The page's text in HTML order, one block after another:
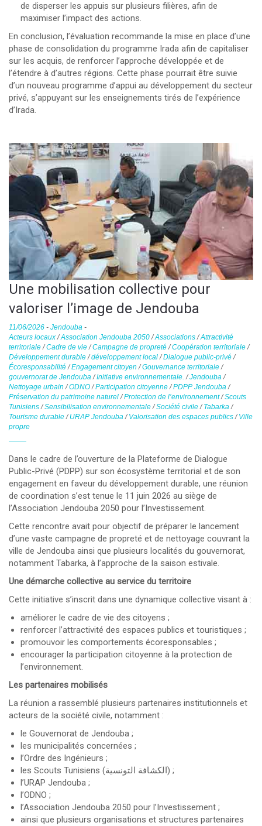
de disperser les appuis sur plusieurs filières, afin de
maximiser l’impact des actions.
En conclusion, l’évaluation recommande la mise en place d’une
phase de consolidation du programme Irada afin de capitaliser
sur les acquis, de renforcer l’approche développée et de
l’étendre à d’autres régions. Cette phase pourrait être suivie
d’un nouveau programme d’appui au développement du secteur
privé, s’appuyant sur les enseignements tirés de l’expérience
d’Irada.
Une mobilisation collective pour
valoriser l’image de Jendouba
11/06/2026 - Jendouba -
Acteurs locaux/Association Jendouba 2050/Associations/Attractivité
territoriale/Cadre de vie/Campagne de propreté/Coopération territoriale/
Développement durable/développement local/Dialogue public-privé/
Écoresponsabilité/Engagement citoyen /Gouvernance territoriale/
gouvernorat de Jendouba/Initiative environnementale. /Jendouba/
Nettoyage urbain /ODNO/Participation citoyenne/PDPP Jendouba/
Préservation du patrimoine naturel/Protection de l’environnement/Scouts
Tunisiens/Sensibilisation environnementale/Société civile/ Tabarka/
Tourisme durable/ URAP Jendouba/ Valorisation des espaces publics/ Ville
propre
Dans le cadre de l’ouverture de la Plateforme de Dialogue
Public-Privé (PDPP) sur son écosystème territorial et de son
engagement en faveur du développement durable, une réunion
de coordination s’est tenue le 11 juin 2026 au siège de
l’Association Jendouba 2050 pour l’Investissement.
Cette rencontre avait pour objectif de préparer le lancement
d’une vaste campagne de propreté et de nettoyage couvrant la
ville de Jendouba ainsi que plusieurs localités du gouvernorat,
notamment Tabarka, à l’approche de la saison estivale.
Une démarche collective au service du territoire
Cette initiative s’inscrit dans une dynamique collective visant à :
améliorer le cadre de vie des citoyens ;
renforcer l’attractivité des espaces publics et touristiques ;
promouvoir les comportements écoresponsables ;
encourager la participation citoyenne à la protection de
l’environnement.
Les partenaires mobilisés
La réunion a rassemblé plusieurs partenaires institutionnels et
acteurs de la société civile, notamment :
le Gouvernorat de Jendouba ;
les municipalités concernées ;
l’Ordre des Ingénieurs ;
les Scouts Tunisiens (الكشافة التونسية) ;
l’URAP Jendouba ;
l’ODNO ;
l’Association Jendouba 2050 pour l’Investissement ;
ainsi que plusieurs organisations et structures partenaires